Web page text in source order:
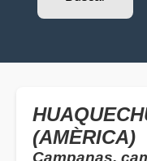
(AMÈRICA)
Campanas,